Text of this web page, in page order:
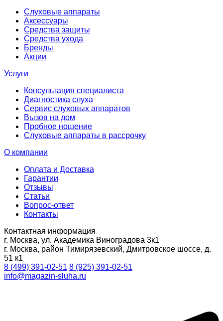
Слуховые аппараты
Аксессуары
Средства защиты
Средства ухода
Бренды
Акции
Услуги
Консультация специалиста
Диагностика слуха
Сервис слуховых аппаратов
Вызов на дом
Пробное ношение
Слуховые аппараты в рассрочку
О компании
Оплата и Доставка
Гарантии
Отзывы
Статьи
Вопрос-ответ
Контакты
Контактная информация
г. Москва, ул. Академика Виноградова 3к1
г. Москва, район Тимирязевский, Дмитровское шоссе, д.
51 к1
8 (499) 391-02-51 8 (925) 391-02-51
info@magazin-sluha.ru